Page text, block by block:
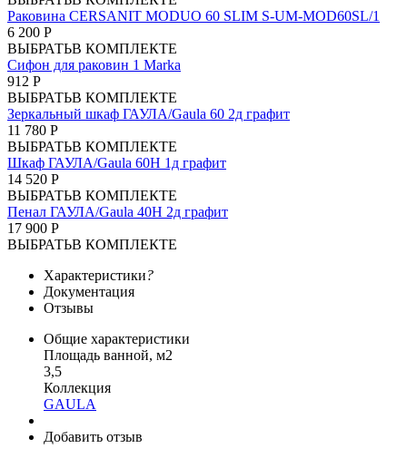
Раковина CERSANIT MODUO 60 SLIM S-UM-MOD60SL/1
6 200 Р
ВЫБРАТЬВ КОМПЛЕКТЕ
Сифон для раковин 1 Marka
912 Р
ВЫБРАТЬВ КОМПЛЕКТЕ
Зеркальный шкаф ГАУЛА/Gaula 60 2д графит
11 780 Р
ВЫБРАТЬВ КОМПЛЕКТЕ
Шкаф ГАУЛА/Gaula 60Н 1д графит
14 520 Р
ВЫБРАТЬВ КОМПЛЕКТЕ
Пенал ГАУЛА/Gaula 40Н 2д графит
17 900 Р
ВЫБРАТЬВ КОМПЛЕКТЕ
Характеристики?
Документация
Отзывы
Общие характеристики
Площадь ванной, м2
3,5
Коллекция
GAULA
Добавить отзыв